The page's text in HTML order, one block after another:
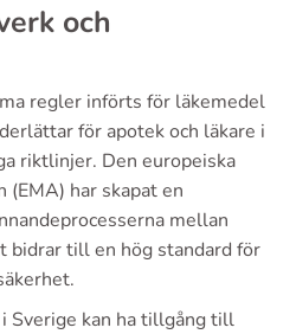
och
regler införts för läkemedel
för apotek och läkare i
riktlinjer. Den europeiska
har skapat en
mellan
bidrar till en hög standard för
Sverige kan ha tillgång till